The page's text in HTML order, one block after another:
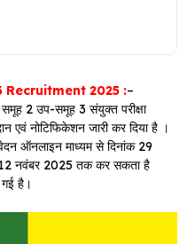
Recruitment 2025 :–
समूह 2 उप-समूह 3 संयुक्त परीक्षा
एवं नोटिफिकेशन जारी कर दिया है ।
ऑनलाइन माध्यम से दिनांक 29
नवंबर 2025 तक कर सकता है
है।